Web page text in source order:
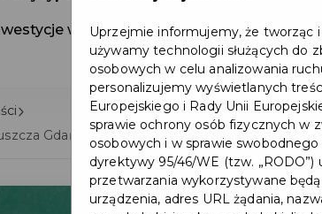
w Pruszczu Mapa Miasta
Gdańskiego za wyniki w nauce,
Uprzejmie informujemy, że tworząc
używamy technologii służących do
osobowych w celu analizowania
personalizujemy wyświetlanych
Europejskiego i Rady Unii
sprawie ochrony osób fizycznych w
osobowych i w sprawie
dyrektywy 95/46/WE (tzw.
przetwarzania wykorzystywane
urządzenia, adres URL żądania,